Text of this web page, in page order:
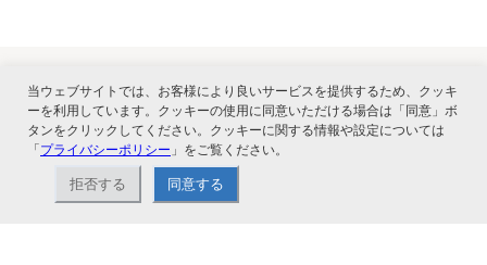
関連サービス
当ウェブサイトでは、お客様により良いサービスを提供するため、クッキ
ーを利用しています。クッキーの使用に同意いただける場合は「同意」ボ
タンをクリックしてください。クッキーに関する情報や設定については
「プライバシーポリシー 」をご覧ください。
拒否する 同意する